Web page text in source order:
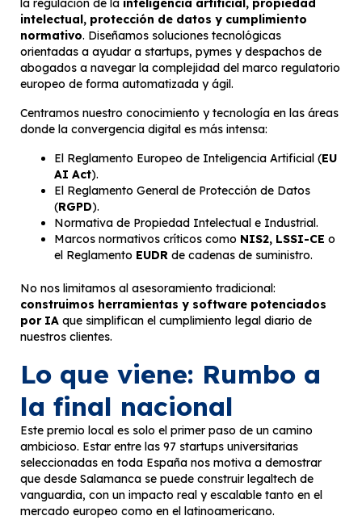
la regulación de la inteligencia artificial, propiedad
intelectual, protección de datos y cumplimiento
normativo. Diseñamos soluciones tecnológicas
orientadas a ayudar a startups, pymes y despachos de
abogados a navegar la complejidad del marco regulatorio
europeo de forma automatizada y ágil.
Centramos nuestro conocimiento y tecnología en las áreas
donde la convergencia digital es más intensa:
El Reglamento Europeo de Inteligencia Artificial (EU
AI Act).
El Reglamento General de Protección de Datos
(RGPD).
Normativa de Propiedad Intelectual e Industrial.
Marcos normativos críticos como NIS2, LSSI-CE o
el Reglamento EUDR de cadenas de suministro.
No nos limitamos al asesoramiento tradicional:
construimos herramientas y software potenciados
por IA que simplifican el cumplimiento legal diario de
nuestros clientes.
Lo que viene: Rumbo a
la final nacional
Este premio local es solo el primer paso de un camino
ambicioso. Estar entre las 97 startups universitarias
seleccionadas en toda España nos motiva a demostrar
que desde Salamanca se puede construir legaltech de
vanguardia, con un impacto real y escalable tanto en el
mercado europeo como en el latinoamericano.